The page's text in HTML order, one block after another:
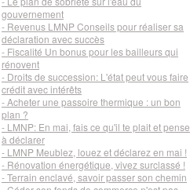
gouvernement
- Revenus LMNP Conseils pour réaliser sa
déclaration avec succès
- Fiscalité Un bonus pour les bailleurs qui
rénovent
- Droits de succession: L'état peut vous faire
crédit avec intérêts
- Acheter une passoire thermique : un bon
plan ?
- LMNP: En mai, fais ce qu'il te plait et pense
à déclarer
- LMNP Meublez, louez et déclarez en mai !
- Rénovation énergétique, vivez surclassé !
- Terrain enclavé, savoir passer son chemin